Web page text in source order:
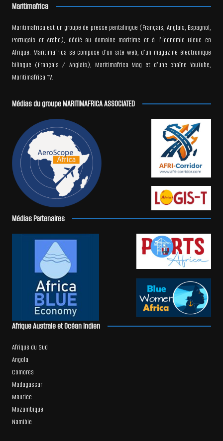
Maritimafrica
Maritimafrica est un groupe de presse pentalingue (Français, Anglais, Espagnol,
Portugais et Arabe), dédié au domaine maritime et à l’Économie Bleue en
Afrique. Maritimafrica se compose d’un site web, d’un magazine électronique
bilingue (Français / Anglais), Maritimafrica Mag et d’une chaîne YouTube,
Maritimafrica TV.
Médias du groupe MARITIMAFRICA ASSOCIATED
Médias Partenaires
Afrique Australe et Océan Indien
Afrique du Sud
Angola
Comores
Madagascar
Maurice
Mozambique
Namibie